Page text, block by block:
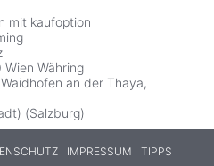
mit kaufoption
Wien Währing
an der Thaya,
(Salzburg)
IMPRESSUM TIPPS